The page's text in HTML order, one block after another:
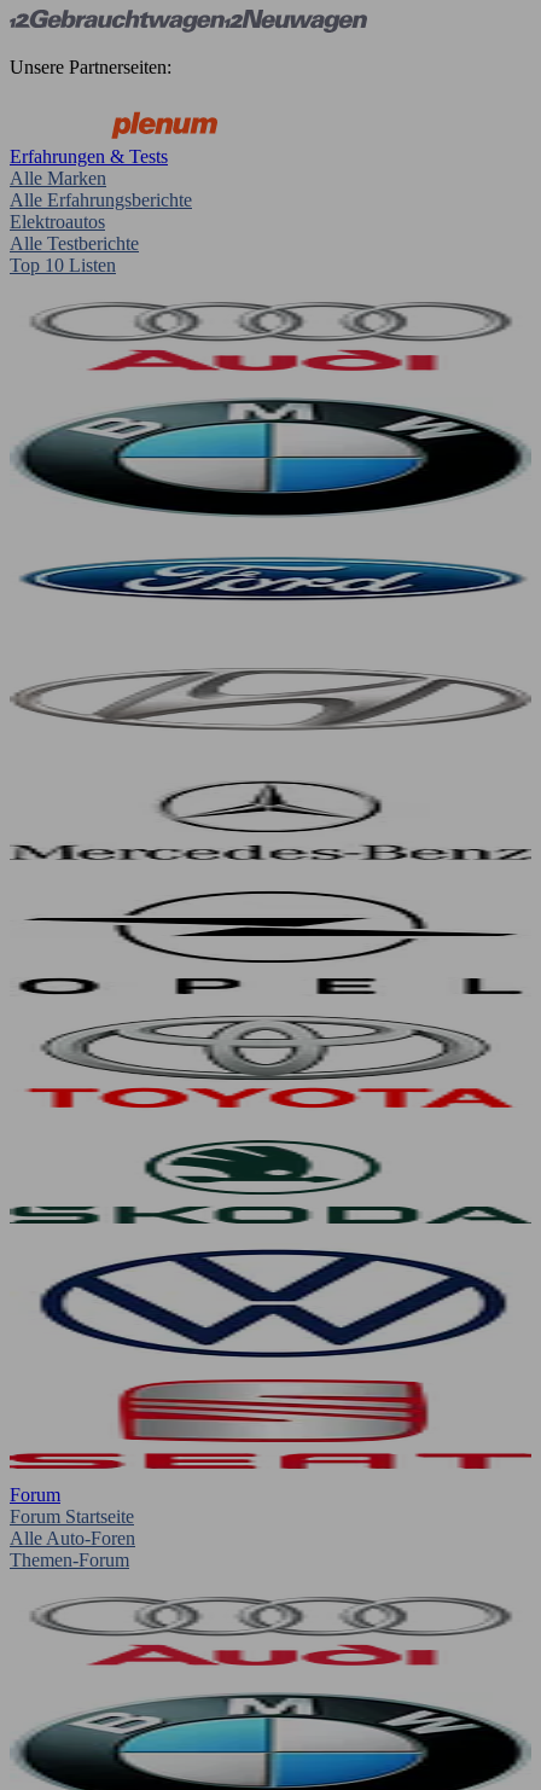
Unsere Partnerseiten:
Erfahrungen & Tests
Alle Marken
Alle Erfahrungsberichte
Elektroautos
Alle Testberichte
Top 10 Listen
Forum
Forum Startseite
Alle Auto-Foren
Themen-Forum